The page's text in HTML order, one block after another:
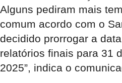
Alguns pediram mais
comum acordo com o
decidido prorrogar a
relatórios finais para 31
2025”, indica o